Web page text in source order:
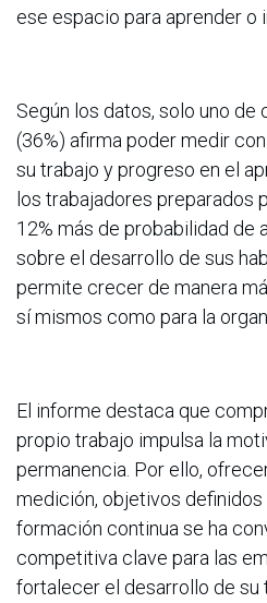
ese espacio para aprender o
Según los datos, solo uno de
(36%) afirma poder medir
su trabajo y progreso en el
los trabajadores preparados
12% más de probabilidad de
sobre el desarrollo de sus
permite crecer de manera
sí mismos como para la
El informe destaca que
propio trabajo impulsa la
permanencia. Por ello,
medición, objetivos definidos
formación continua se ha
competitiva clave para las
fortalecer el desarrollo de su